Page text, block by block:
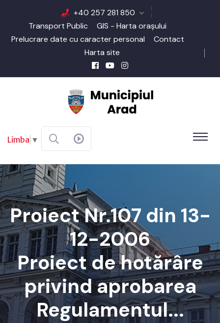
+40 257 281 850
Transport Public
GIS - Harta orașului
Prelucrare date cu caracter personal
Contact
Harta site
Limba ▼
Proiect Nr.107 din 13-
12-2006
Proiect de hotărâre
privind aprobarea
Regulamentul...